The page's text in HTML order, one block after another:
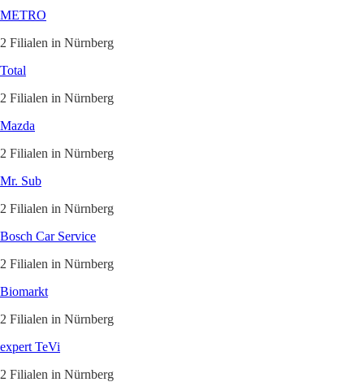
METRO
2 Filialen in Nürnberg
Total
2 Filialen in Nürnberg
Mazda
2 Filialen in Nürnberg
Mr. Sub
2 Filialen in Nürnberg
Bosch Car Service
2 Filialen in Nürnberg
Biomarkt
2 Filialen in Nürnberg
expert TeVi
2 Filialen in Nürnberg